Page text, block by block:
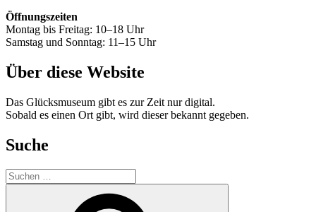
Öffnungszeiten
Montag bis Freitag: 10–18 Uhr
Samstag und Sonntag: 11–15 Uhr
Über diese Website
Das Glücksmuseum gibt es zur Zeit nur digital.
Sobald es einen Ort gibt, wird dieser bekannt gegeben.
Suche
Suche
nach: